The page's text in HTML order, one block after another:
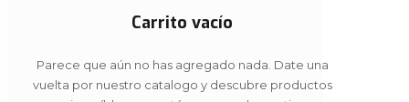
Carrito vacío
Parece que aún no has agregado nada. Date una
vuelta por nuestro catalogo y descubre productos